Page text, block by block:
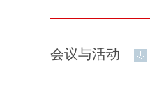
会议与活动